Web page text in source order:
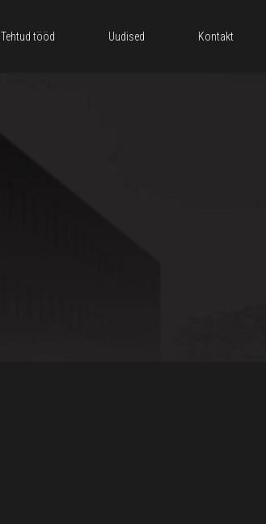
Tehtud tööd Uudised Kontakt